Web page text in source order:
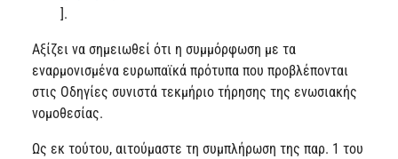
].
Αξίζει να σημειωθεί ότι η συμμόρφωση με τα
εναρμονισμένα ευρωπαϊκά πρότυπα που προβλέπονται
στις Οδηγίες συνιστά τεκμήριο τήρησης της ενωσιακής
νομοθεσίας.
Ως εκ τούτου, αιτούμαστε τη συμπλήρωση της παρ. 1 του